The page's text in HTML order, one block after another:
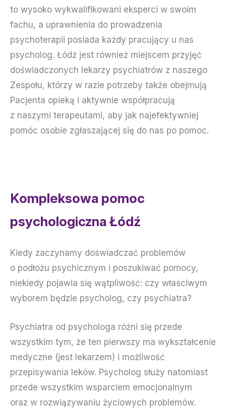
to wysoko wykwalifikowani eksperci w swoim
fachu, a uprawnienia do prowadzenia
psychoterapii posiada każdy pracujący u nas
psycholog. Łódź jest również miejscem przyjęć
doświadczonych lekarzy psychiatrów z naszego
Zespołu, którzy w razie potrzeby także obejmują
Pacjenta opieką i aktywnie współpracują
z naszymi terapeutami, aby jak najefektywniej
pomóc osobie zgłaszającej się do nas po pomoc.
Kompleksowa pomoc
psychologiczna Łódź
Kiedy zaczynamy doświadczać problemów
o podłożu psychicznym i poszukiwać pomocy,
niekiedy pojawia się wątpliwość: czy właściwym
wyborem będzie psycholog, czy psychiatra?
Psychiatra od psychologa różni się przede
wszystkim tym, że ten pierwszy ma wykształcenie
medyczne (jest lekarzem) i możliwość
przepisywania leków. Psycholog służy natomiast
przede wszystkim wsparciem emocjonalnym
oraz w rozwiązywaniu życiowych problemów.